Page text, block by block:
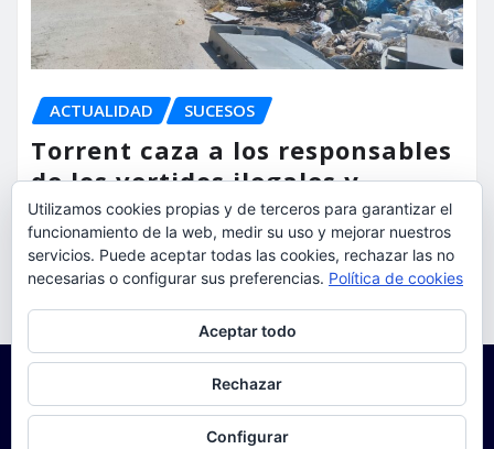
ACTUALIDAD SUCESOS
Torrent caza a los responsables
de los vertidos ilegales y
endurece las sanciones
torrent al dia Ago 7, 2026
Utilizamos cookies propias y de terceros para garantizar el
funcionamiento de la web, medir su uso y mejorar nuestros
servicios. Puede aceptar todas las cookies, rechazar las no
necesarias o configurar sus preferencias. Política de cookies
Aceptar todo
Rechazar
Configurar
Para obtener más información, incluido cómo gestionar las cookies,